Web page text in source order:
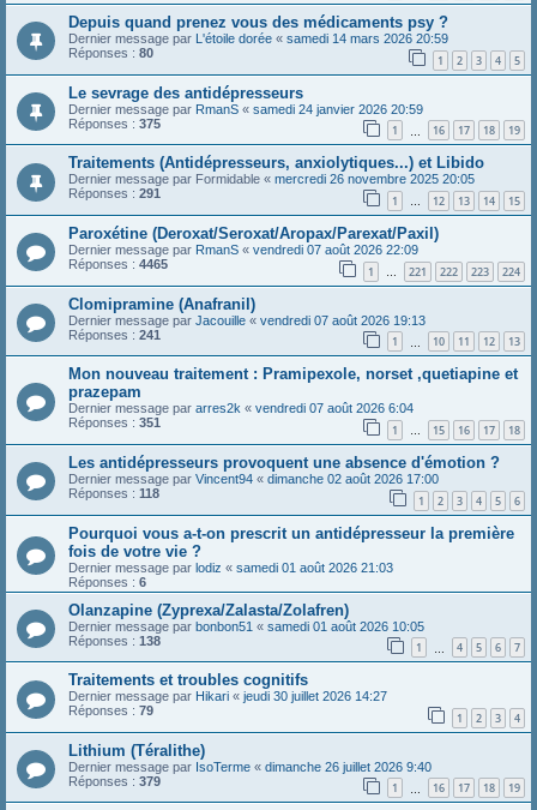
Depuis quand prenez vous des médicaments psy ?
Dernier message par L'étoile dorée « samedi 14 mars 2026 20:59
Réponses : 80 1 2 3 4 5
Le sevrage des antidépresseurs
Dernier message par RmanS « samedi 24 janvier 2026 20:59
Réponses : 375 1 16 17 18 19
Traitements (Antidépresseurs, anxiolytiques...) et Libido
Dernier message par Formidable « mercredi 26 novembre 2025 20:05
Réponses : 291 1 … 12 13 14 15
Paroxétine (Deroxat/Seroxat/Aropax/Parexat/Paxil)
Dernier message par RmanS « vendredi 07 août 2026 22:09
Réponses : 4465 1 … 221 222 223 224
Clomipramine (Anafranil)
Dernier message par Jacouille « vendredi 07 août 2026 19:13
Réponses : 241 1 10 11 12 13
Mon nouveau traitement : Pramipexole, norset ,quetiapine et
prazepam
Dernier message par arres2k « vendredi 07 août 2026 6:04
Réponses : 351 1 … 15 16 17 18
Les antidépresseurs provoquent une absence d'émotion ?
Dernier message par Vincent94 « dimanche 02 août 2026 17:00
Réponses : 118 1 2 3 4 5 6
Pourquoi vous a-t-on prescrit un antidépresseur la première
fois de votre vie ?
Dernier message par lodiz « samedi 01 août 2026 21:03
Réponses : 6
Olanzapine (Zyprexa/Zalasta/Zolafren)
Dernier message par bonbon51 « samedi 01 août 2026 10:05
Réponses : 138 1 4 5 6 7
Traitements et troubles cognitifs
Dernier message par Hikari « jeudi 30 juillet 2026 14:27
Réponses : 79 1 2 3 4
Lithium (Téralithe)
Dernier message par IsoTerme « dimanche 26 juillet 2026 9:40
Réponses : 379 1 16 17 18 19